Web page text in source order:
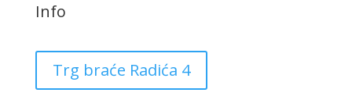
Info
Trg braće Radića 4